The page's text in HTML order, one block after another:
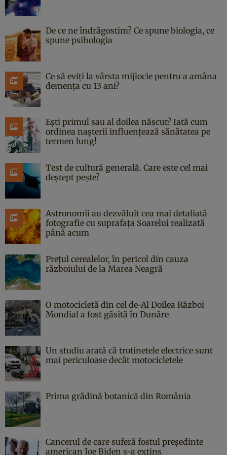
De ce ne îndrăgostim? Ce spune biologia, ce
spune psihologia
Ce să eviți la vârsta mijlocie pentru a amâna
demența cu 13 ani?
Ești primul sau al doilea născut? Iată cum
ordinea nașterii influențează sănătatea pe
termen lung!
Test de cultură generală. Care este cel mai
deștept pește?
Astronomii au dezvăluit cea mai detaliată
fotografie cu suprafața Soarelui realizată
până acum
Prețul cerealelor, în pericol din cauza
războiului de la Marea Neagră
O motocicletă din cel de-Al Doilea Război
Mondial a fost găsită în Dunăre
Un studiu arată că trotinetele electrice sunt
mai periculoase decât motocicletele
Prima grădină botanică din România
Cancerul de care suferă fostul președinte
american Joe Biden s-a extins